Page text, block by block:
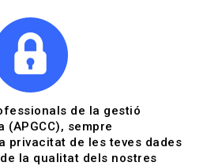
de la gestió
sempre
privacitat de les teves dades
la qualitat dels nostres